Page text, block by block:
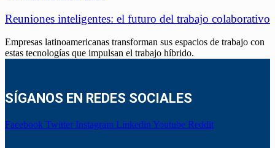
Reuniones inteligentes: el futuro del trabajo colaborativo
Empresas latinoamericanas transforman sus espacios de trabajo con
estas tecnologías que impulsan el trabajo híbrido.
SÍGANOS EN REDES SOCIALES
Facebook Twitter Instagram Linkedin Youtube Reddit